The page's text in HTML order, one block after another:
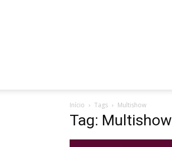
Início Tags Multishow
Tag: Multishow